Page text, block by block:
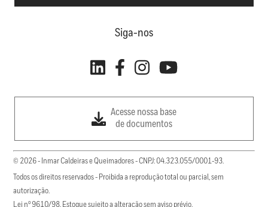
Siga-nos
Acesse nossa base
de documentos
© 2026 - Inmar Caldeiras e Queimadores - CNPJ: 04.323.055/0001-93.
Todos os direitos reservados - Proibida a reprodução total ou parcial, sem
autorização.
Lei nº 9610/98. Estoque sujeito a alteração sem aviso prévio.